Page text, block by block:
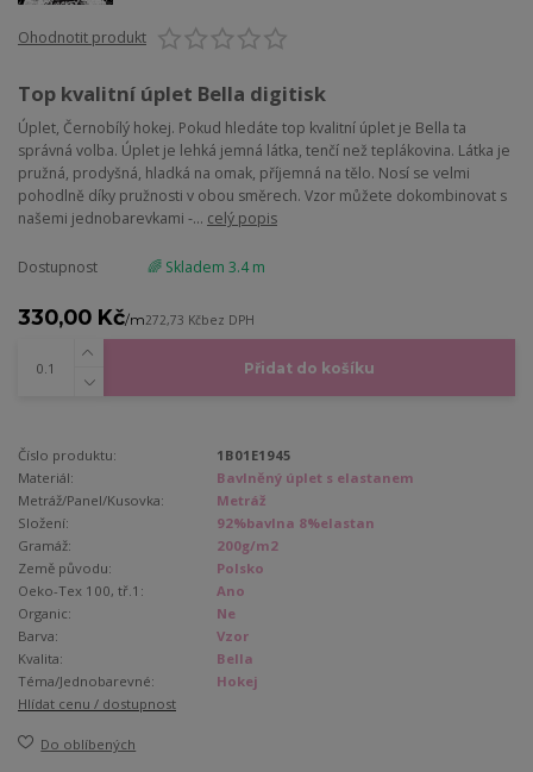
Ohodnotit produkt
Top kvalitní úplet Bella digitisk
Úplet, Černobílý hokej. Pokud hledáte top kvalitní úplet je Bella ta
správná volba. Úplet je lehká jemná látka, tenčí než teplákovina. Látka je
pružná, prodyšná, hladká na omak, příjemná na tělo. Nosí se velmi
pohodlně díky pružnosti v obou směrech. Vzor můžete dokombinovat s
našemi jednobarevkami -... celý popis
Dostupnost 🌈 Skladem 3.4 m
330,00 Kč/m272,73 Kčbez DPH
Přidat do košíku
Číslo produktu:
1B01E1945
Materiál:
Bavlněný úplet s elastanem
Metráž/Panel/Kusovka:
Metráž
Složení:
92%bavlna 8%elastan
Gramáž:
200g/m2
Země původu:
Polsko
Oeko-Tex 100, tř.1:
Ano
Organic:
Ne
Barva:
Vzor
Kvalita:
Bella
Téma/Jednobarevné:
Hokej
Hlídat cenu / dostupnost
Do oblíbených